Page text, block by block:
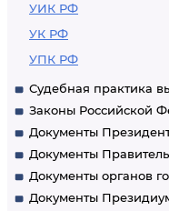
УИК РФ
УК РФ
УПК РФ
Судебная практика
Законы Российской
Документы
Документы
Документы органов
Документы